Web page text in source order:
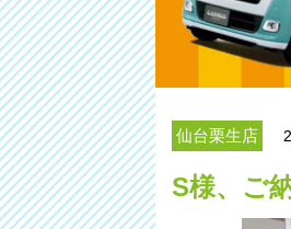
仙台栗生店
S様、ご